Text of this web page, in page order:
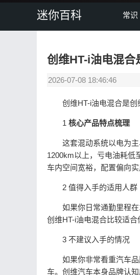
迷你百科 常识
创维HT-i油电混合
2026-07-08 18:46:46
创维HT-i油电混合是创维
1 核心产品特点梳理
这套混动系统以电为主
1200km以上，亏电油耗低
车内空间宽裕，配置偏向
2 值得入手的适用人群
如果你日常通勤里程在
创维HT-i油电混合比较适合
3 不建议入手的情况
如果你非常看重汽车品
车。创维汽车本身品牌认